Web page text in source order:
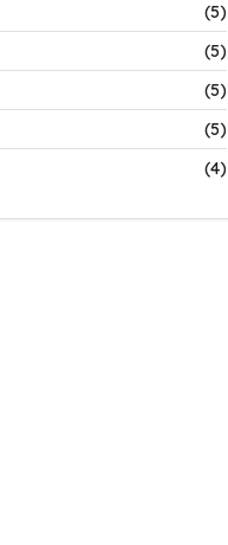
(5)
(5)
(5)
(5)
(4)